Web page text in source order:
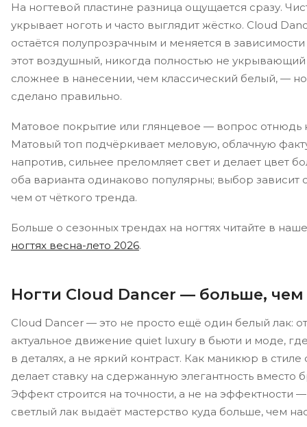
На ногтевой пластине разница ощущается сразу.
укрывает ноготь и часто выглядит жёстко. Cloud
остаётся полупрозрачным и меняется в
этот воздушный, никогда полностью не
сложнее в нанесении, чем классический белый, —
сделано правильно.
Матовое покрытие или глянцевое — вопрос отнюдь
Матовый топ подчёркивает меловую, облачную
напротив, сильнее преломляет свет и делает цвет
оба варианта одинаково популярны; выбор зависит
чем от чёткого тренда.
Больше о сезонных трендах на ногтях читайте в
ногтях весна-лето 2026.
Ногти Cloud Dancer — больше,
Cloud Dancer — это не просто ещё один белый лак:
актуальное движение quiet luxury в бьюти и моде,
в деталях, а не яркий контраст. Как маникюр в
делает ставку на сдержанную элегантность вместо
Эффект строится на точности, а не на эффектности
светлый лак выдаёт мастерство куда больше, чем